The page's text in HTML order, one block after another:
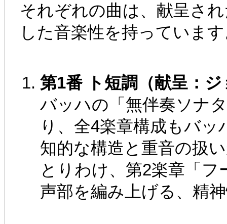
それぞれの曲は、献呈さ
した音楽性を持っていま
第1番 ト短調（献呈：
バッハの「無伴奏ソナ
り、全4楽章構成もバ
知的な構造と重音の扱
とりわけ、第2楽章「
声部を編み上げる、精